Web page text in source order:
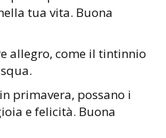
tua vita. Buona
allegro, come il tintinnio
primavera, possano i
e felicità. Buona